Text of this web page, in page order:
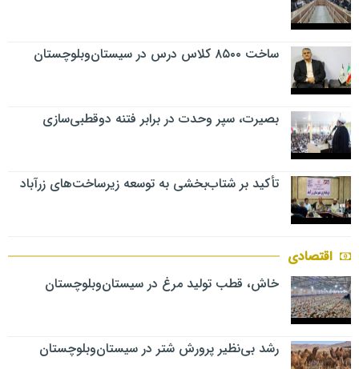
ساخت ۸۵۰۰ کلاس درس در سیستان‌وبلوچستان
بصیرت، سپر وحدت در برابر فتنه دوقطبی‌سازی
تأکید بر شتاب‌بخشی به توسعه زیرساخت‌های زرآباد
اقتصادی
خاش، قطب تولید مرغ در سیستان‌وبلوچستان
رشد بی‌نظیر پرورش شتر در سیستان‌وبلوچستان